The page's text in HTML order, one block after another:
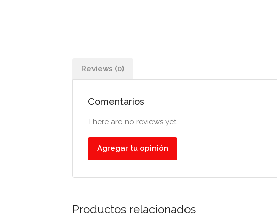
Reviews (0)
Comentarios
There are no reviews yet.
Agregar tu opinión
Productos relacionados